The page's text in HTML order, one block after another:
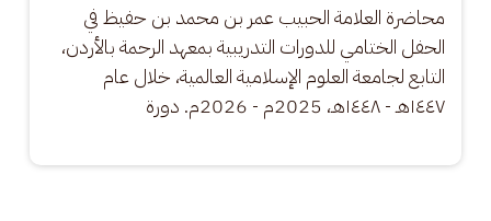
محاضرة العلامة الحبيب عمر بن محمد بن حفيظ في
الحفل الختامي للدورات التدريبية بمعهد الرحمة بالأردن،
التابع لجامعة العلوم الإسلامية العالمية، خلال عام
١٤٤٧هـ - ١٤٤٨هـ، 2025م - 2026م. دورة